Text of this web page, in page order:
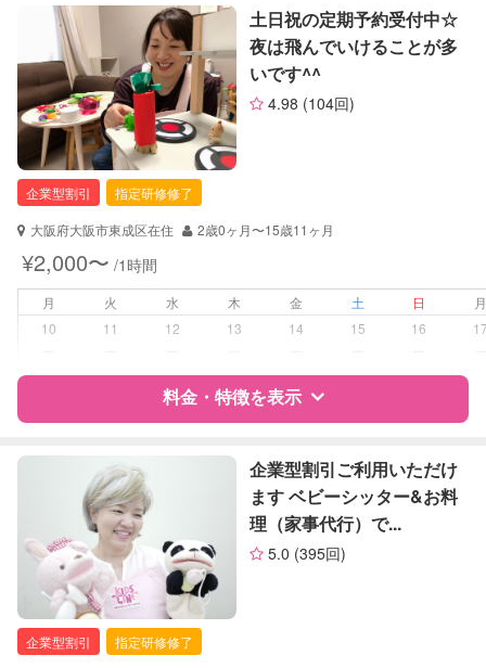
レッスン 音楽レッスン
定期予約 お引き受けしていません
お子様の撮影
（定期特典）
対応不可
特徴 料金 レビュー
サポートの特徴
資格
企業型割引対象(旧内閣府補助対象)
自治体届出済ベビーシッター
保育士
幼稚園教諭
夜間対応
対応可否は個別に相談
レッスン なし
定期予約 お引き受けしていません
お子様の撮影
（定期特典）
対応不可
土日祝の定期予約受付中☆
夜は飛んでいけることが多
いです^^
4.98 (104回)
企業型割引
指定研修修了
大阪府大阪市東成区在住
2歳0ヶ月〜15歳11ヶ月
¥2,000〜 /1時間
月 火 水 木 金 土 日
10
11 12 13 14 15 16
料金・特徴を表示
特徴 料金 レビュー
サポートの特徴
資格
企業型割引対象(旧内閣府補助対象)
自治体届出済ベビーシッター
全国保育サービス協会(ACSA)認定ベ
ビーシッター
企業型割引ご利用いただけ
ます ベビーシッター&お料
理（家事代行）で...
5.0 (395回)
企業型割引
指定研修修了